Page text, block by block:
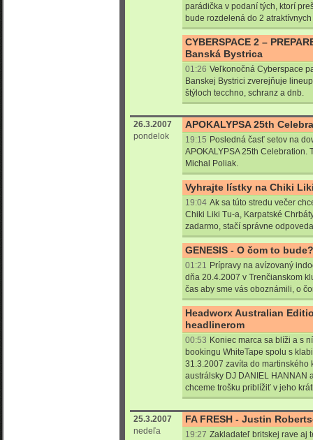
parádička v podaní tých, ktorí
bude rozdelená do 2 atraktívnych
CYBERSPACE 2 –
Banská Bystrica
01:26 Veľkonočná Cyberspace
Banskej Bystrici zverejňuje
štýloch tecchno, schranz a dnb.
26.3.2007
pondelok
APOKALYPSA 25th
19:15 Posledná časť setov na
APOKALYPSA 25th Celebration.
Michal Poliak.
Vyhrajte lístky na Chiki
19:04 Ak sa túto stredu večer
Chiki Liki Tu-a, Karpatské
zadarmo, stačí správne
GENESIS - O čom to bude?
01:21 Prípravy na avízovaný
dňa 20.4.2007 v Trenčianskom
čas aby sme vás oboznámili, o
Headworx Australian
headlinerom
00:53 Koniec marca sa blíži a s
bookingu WhiteTape spolu s
31.3.2007 zavíta do martinského
austrálsky DJ DANIEL HANNAN
chceme trošku priblížiť v jeho
25.3.2007
nedeľa
FA FRESH - Justin
19:27 Zakladateľ britskej rave aj